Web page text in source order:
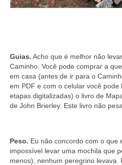
Guias. Acho que é melhor não
Caminho. Você pode comprar a
em casa (antes de ir para o
em PDF e com o celular você
etapas digitalizadas) o livro de
de John Brierley. Este livro não
Peso. Eu não concordo com o que
impossível levar uma mochila que
menos), nenhum peregrino levava.